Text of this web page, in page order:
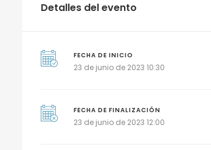
Detalles del evento
FECHA DE INICIO
23 de junio de 2023 10:30
FECHA DE FINALIZACIÓN
23 de junio de 2023 12:00